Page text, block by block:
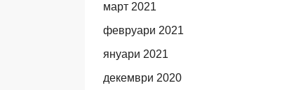
март 2021
февруари 2021
януари 2021
декември 2020